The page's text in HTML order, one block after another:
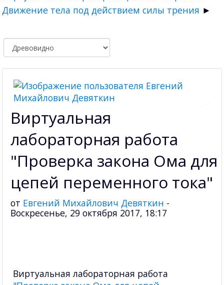
Движение тела под действием силы трения
Виртуальная
лабораторная работа
"Проверка закона Ома для
цепей переменного тока"
от Евгений Михайлович Девяткин -
Воскресенье, 29 октября 2017, 18:17
Виртуальная лабораторная работа